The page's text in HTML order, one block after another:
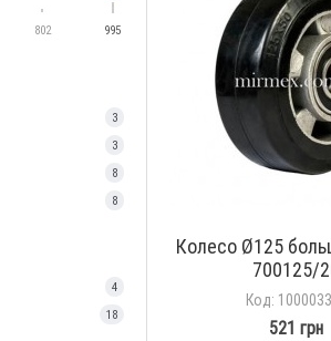
802 995
3
3
8
8
4
18
Колесо Ø125
700125/
Код:
521 грн